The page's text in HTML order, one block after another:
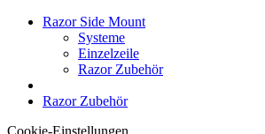
Razor Side Mount
Systeme
Einzelzeile
Razor Zubehör
Razor Zubehör
Cookie-Einstellungen